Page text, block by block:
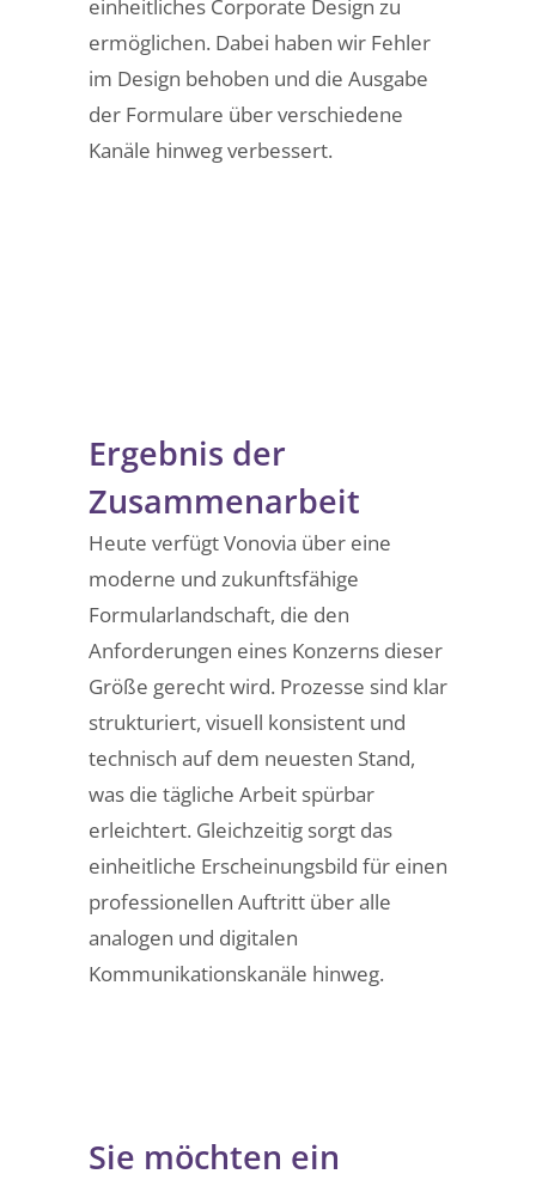
einheitliches Corporate Design zu
ermöglichen. Dabei haben wir Fehler
im Design behoben und die Ausgabe
der Formulare über verschiedene
Kanäle hinweg verbessert.
Ergebnis der
Zusammenarbeit
Heute verfügt Vonovia über eine
moderne und zukunftsfähige
Formularlandschaft, die den
Anforderungen eines Konzerns dieser
Größe gerecht wird. Prozesse sind klar
strukturiert, visuell konsistent und
technisch auf dem neuesten Stand,
was die tägliche Arbeit spürbar
erleichtert. Gleichzeitig sorgt das
einheitliche Erscheinungsbild für einen
professionellen Auftritt über alle
analogen und digitalen
Kommunikationskanäle hinweg.
Sie möchten ein